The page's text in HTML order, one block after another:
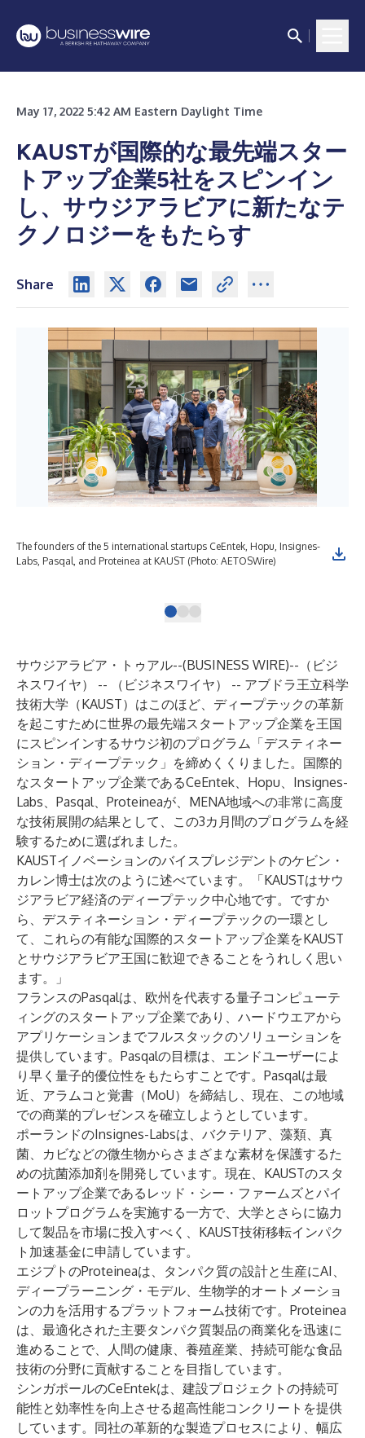
May 17, 2022 5:42 AM Eastern Daylight Time
KAUSTが国際的な最先端スター
トアップ企業5社をスピンイン
し、サウジアラビアに新たなテ
クノロジーをもたらす
Share
The founders of the 5 international startups CeEntek, Hopu, Insignes-
Labs, Pasqal, and Proteinea at KAUST (Photo: AETOSWire)
サウジアラビア・トゥアル--(BUSINESS WIRE)-- （ビジ
ネスワイヤ） -- （ビジネスワイヤ） -- アブドラ王立科学
技術大学（KAUST） はこのほど、ディープテックの革新
を起こすために世界の最先端スタートアップ企業を王国
にスピンインするサウジ初のプログラム「デスティネー
ション・ディープテック」を締めくくりました。国際的
なスタートアップ企業であるCeEntek、 Hopu、 Insignes-
Labs、 Pasqal、 Proteineaが、MENA地域への非常に高度
な技術展開の結果として、この3カ月間のプログラムを経
験するために選ばれました。
KAUSTイノベーションのバイスプレジデントのケビン・
カレン博士は次のように述べています。「KAUSTはサウ
ジアラビア経済のディープテック中心地です。ですか
ら、デスティネーション・ディープテックの一環とし
て、これらの有能な国際的スタートアップ企業をKAUST
とサウジアラビア王国に歓迎できることをうれしく思い
ます。」
フランスのPasqalは、欧州を代表する量子コンピューテ
ィングのスタートアップ企業であり、ハードウエアから
アプリケーションまでフルスタックのソリューションを
提供しています。Pasqalの目標は、エンドユーザーによ
り早く量子的優位性をもたらすことです。Pasqalは最
近、アラムコと覚書（MoU）を締結し、現在、この地域
での商業的プレゼンスを確立しようとしています。
ポーランドのInsignes-Labsは、バクテリア、藻類、真
菌、カビなどの微生物からさまざまな素材を保護するた
めの抗菌添加剤を開発しています。現在、KAUSTのスタ
ートアップ企業であるレッド・シー・ファームズとパイ
ロットプログラムを実施する一方で、大学とさらに協力
して製品を市場に投入すべく、KAUST技術移転インパク
ト加速基金に申請しています。
エジプトのProteineaは、タンパク質の設計と生産にAI、
ディープラーニング・モデル、生物学的オートメーショ
ンの力を活用するプラットフォーム技術です。Proteinea
は、最適化された主要タンパク質製品の商業化を迅速に
進めることで、人間の健康、養殖産業、持続可能な食品
技術の分野に貢献することを目指しています。
シンガポールのCeEntekは、建設プロジェクトの持続可
能性と効率性を向上させる超高性能コンクリートを提供
しています。同社の革新的な製造プロセスにより、幅広